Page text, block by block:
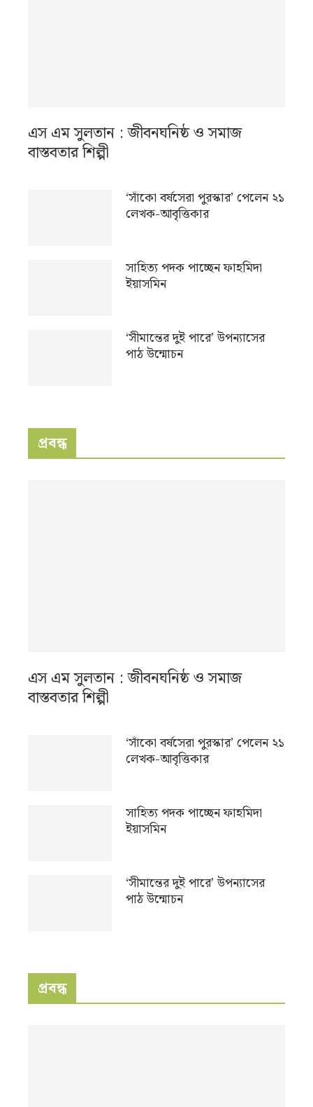
এস এম সুলতান : জীবনঘনিষ্ঠ ও সমাজ
বাস্তবতার শিল্পী
‘সাঁকো বর্ষসেরা পুরস্কার’ পেলেন ২১
লেখক-আবৃত্তিকার
সাহিত্য পদক পাচ্ছেন ফাহমিদা
ইয়াসমিন
‘সীমান্তের দুই পারে’ উপন্যাসের
পাঠ উন্মোচন
প্রবন্ধ
এস এম সুলতান : জীবনঘনিষ্ঠ ও সমাজ
বাস্তবতার শিল্পী
‘সাঁকো বর্ষসেরা পুরস্কার’ পেলেন ২১
লেখক-আবৃত্তিকার
সাহিত্য পদক পাচ্ছেন ফাহমিদা
ইয়াসমিন
‘সীমান্তের দুই পারে’ উপন্যাসের
পাঠ উন্মোচন
প্রবন্ধ